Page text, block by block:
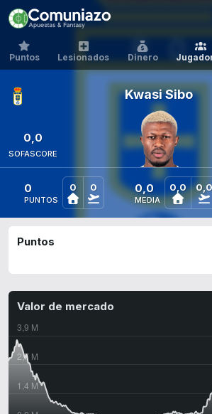
Puntos Lesionados Dinero
Kwasi Sibo
0,0
SOFASCORE
0
PUNTOS
0 0 0,0
MEDIA
0,0 0,0
Puntos
Valor de mercado